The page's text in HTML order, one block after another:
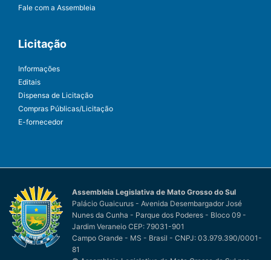
Fale com a Assembleia
Licitação
Informações
Editais
Dispensa de Licitação
Compras Públicas/Licitação
E-fornecedor
Assembleia Legislativa de Mato Grosso do Sul
Palácio Guaicurus - Avenida Desembargador José
Nunes da Cunha - Parque dos Poderes - Bloco 09 -
Jardim Veraneio CEP: 79031-901
Campo Grande - MS - Brasil - CNPJ: 03.979.390/0001-
81